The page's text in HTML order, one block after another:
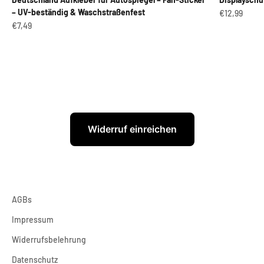
– UV-beständig & Waschstraßenfest
Angebot
€7,49
Angebot
€12,99
Widerruf einreichen
AGBs
Impressum
Widerrufsbelehrung
Datenschutz